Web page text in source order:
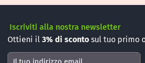
Iscriviti alla nostra newsletter
Ottieni il 3% di sconto sul tuo primo